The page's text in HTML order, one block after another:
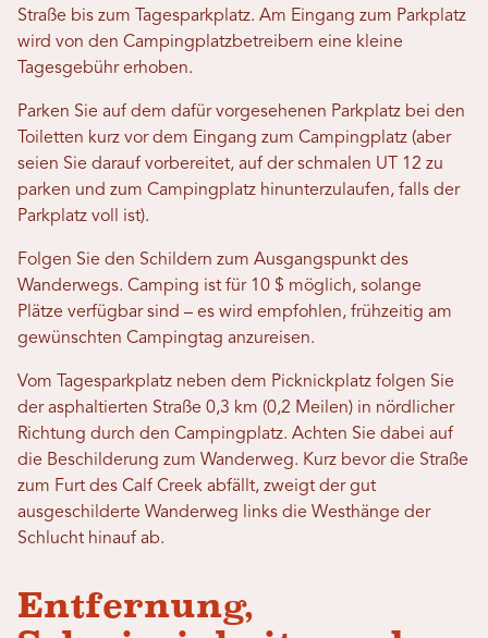
Straße bis zum Tagesparkplatz. Am Eingang zum Parkplatz
wird von den Campingplatzbetreibern eine kleine
Tagesgebühr erhoben.
Parken Sie auf dem dafür vorgesehenen Parkplatz bei den
Toiletten kurz vor dem Eingang zum Campingplatz (aber
seien Sie darauf vorbereitet, auf der schmalen UT 12 zu
parken und zum Campingplatz hinunterzulaufen, falls der
Parkplatz voll ist).
Folgen Sie den Schildern zum Ausgangspunkt des
Wanderwegs. Camping ist für 10 $ möglich, solange
Plätze verfügbar sind – es wird empfohlen, frühzeitig am
gewünschten Campingtag anzureisen.
Vom Tagesparkplatz neben dem Picknickplatz folgen Sie
der asphaltierten Straße 0,3 km (0,2 Meilen) in nördlicher
Richtung durch den Campingplatz. Achten Sie dabei auf
die Beschilderung zum Wanderweg. Kurz bevor die Straße
zum Furt des Calf Creek abfällt, zweigt der gut
ausgeschilderte Wanderweg links die Westhänge der
Schlucht hinauf ab.
Entfernung,